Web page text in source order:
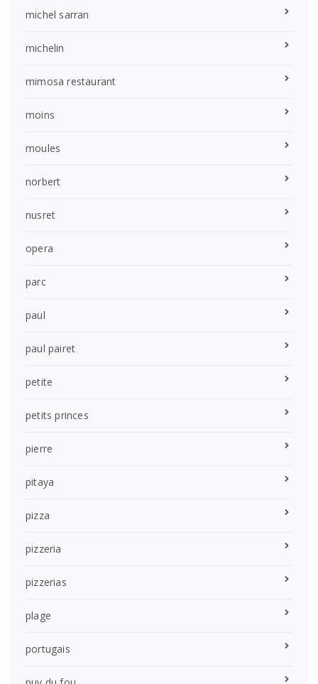
michel sarran
michelin
mimosa restaurant
moins
moules
norbert
nusret
opera
parc
paul
paul pairet
petite
petits princes
pierre
pitaya
pizza
pizzeria
pizzerias
plage
portugais